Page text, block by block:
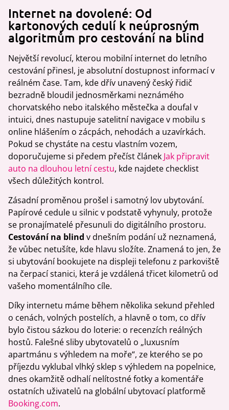
Internet na dovolené: Od
kartonových cedulí k neúprosným
algoritmům pro cestování na blind
Největší revolucí, kterou mobilní internet do letního
cestování přinesl, je absolutní dostupnost informací v
reálném čase. Tam, kde dřív unavený český řidič
bezradně bloudil jednosměrkami neznámého
chorvatského nebo italského městečka a doufal v
intuici, dnes nastupuje satelitní navigace v mobilu s
online hlášením o zácpách, nehodách a uzavírkách.
Pokud se chystáte na cestu vlastním vozem,
doporučujeme si předem přečíst článek Jak připravit
auto na dlouhou letní cestu, kde najdete checklist
všech důležitých kontrol.
Zásadní proměnou prošel i samotný lov ubytování.
Papírové cedule u silnic v podstatě vyhynuly, protože
se pronajímatelé přesunuli do digitálního prostoru.
Cestování na blind v dnešním podání už neznamená,
že vůbec netušíte, kde hlavu složíte. Znamená to jen, že
si ubytování bookujete na displeji telefonu z parkoviště
na čerpací stanici, která je vzdálená třicet kilometrů od
vašeho momentálního cíle.
Díky internetu máme během několika sekund přehled
o cenách, volných postelích, a hlavně o tom, co dřív
bylo čistou sázkou do loterie: o recenzích reálných
hostů. Falešné sliby ubytovatelů o „luxusním
apartmánu s výhledem na moře“, ze kterého se po
příjezdu vyklubal vlhký sklep s výhledem na popelnice,
dnes okamžitě odhalí nelítostné fotky a komentáře
ostatních uživatelů na globální ubytovací platformě
Booking.com.